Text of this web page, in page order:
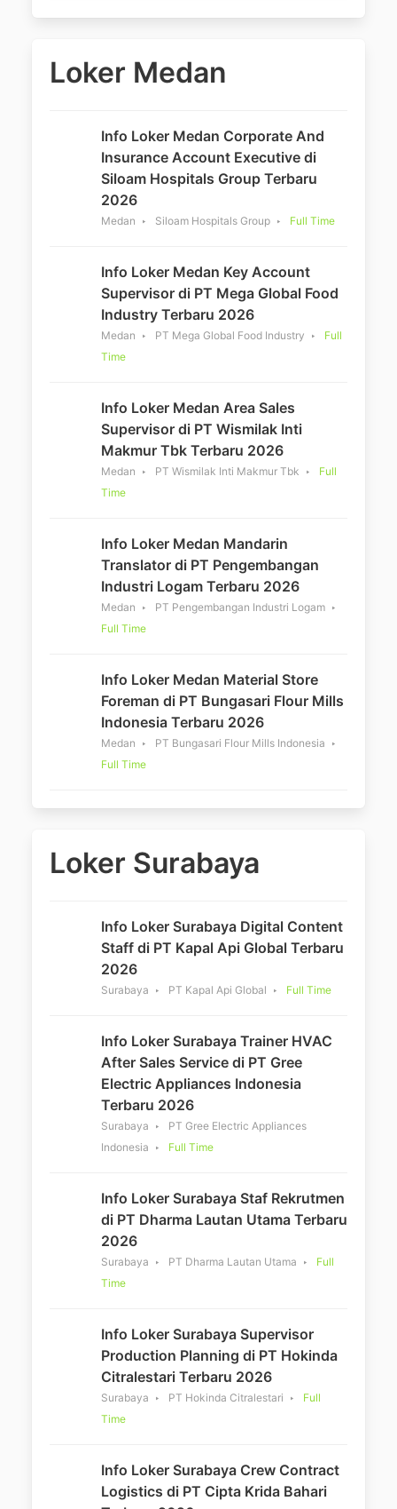
Loker Medan
Info Loker Medan Corporate And
Insurance Account Executive di
Siloam Hospitals Group Terbaru
2026
Medan Siloam Hospitals Group Full Time
Info Loker Medan Key Account
Supervisor di PT Mega Global Food
Industry Terbaru 2026
Medan PT Mega Global Food Industry
Full
Time
Info Loker Medan Area Sales
Supervisor di PT Wismilak Inti
Makmur Tbk Terbaru 2026
Medan PT Wismilak Inti Makmur Tbk
Full
Time
Info Loker Medan Mandarin
Translator di PT Pengembangan
Industri Logam Terbaru 2026
Medan
PT Pengembangan Industri Logam
Full Time
Info Loker Medan Material Store
Foreman di PT Bungasari Flour Mills
Indonesia Terbaru 2026
Medan
PT Bungasari Flour Mills Indonesia
Full Time
Loker Surabaya
Info Loker Surabaya Digital Content
Staff di PT Kapal Api Global Terbaru
2026
Surabaya PT Kapal Api Global Full Time
Info Loker Surabaya Trainer HVAC
After Sales Service di PT Gree
Electric Appliances Indonesia
Terbaru 2026
Surabaya
PT Gree Electric Appliances
Indonesia
Full Time
Info Loker Surabaya Staf Rekrutmen
di PT Dharma Lautan Utama Terbaru
2026
Surabaya PT Dharma Lautan Utama
Full
Time
Info Loker Surabaya Supervisor
Production Planning di PT Hokinda
Citralestari Terbaru 2026
Surabaya PT Hokinda Citralestari
Full
Time
Info Loker Surabaya Crew Contract
Logistics di PT Cipta Krida Bahari